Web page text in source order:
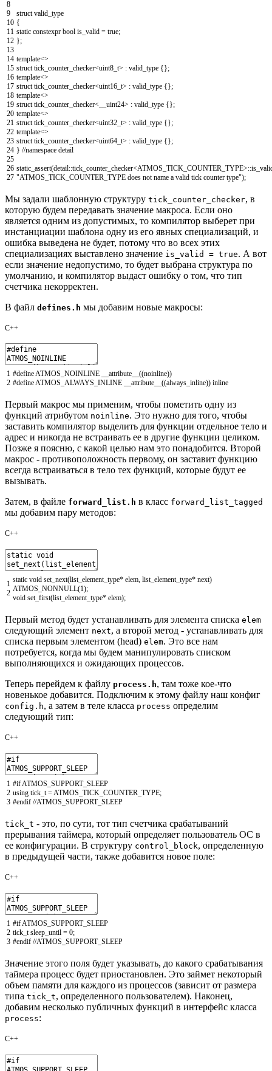
8
9
10
11
12
13
14
15
16
17
18
19
20
21
22
23
24
25
26
27
struct valid_type
{
static constexpr bool is_valid = true;
};
template<>
struct tick_counter_checker<uint8_t> : valid_type {};
template<>
struct tick_counter_checker<uint16_t> : valid_type {};
template<>
struct tick_counter_checker< __uint24> : valid_type {};
template<>
struct tick_counter_checker<uint32_t> : valid_type {};
template<>
struct tick_counter_checker<uint64_t> : valid_type {};
} //namespace detail
static_assert(detail::tick_counter_checker<ATMOS_TICK_COUNTER_TYPE>::
"ATMOS_TICK_COUNTER_TYPE does not name a valid tick counter type");
Мы задали шаблонную структуру tick_counter_checker, в
которую будем передавать значение макроса. Если оно
является одним из допустимых, то компилятор выберет при
инстанциации шаблона одну из его явных специализаций, и
ошибка выведена не будет, потому что во всех этих
специализациях выставлено значение is_valid = true. А вот
если значение недопустимо, то будет выбрана структура по
умолчанию, и компилятор выдаст ошибку о том, что тип
счетчика некорректен.
В файл defines.h мы добавим новые макросы:
C++
1
2
#define ATMOS_NOINLINE __attribute__((noinline))
#define ATMOS_ALWAYS_INLINE __attribute__((always_inline)) inline
Первый макрос мы применим, чтобы пометить одну из
функций атрибутом noinline. Это нужно для того, чтобы
заставить компилятор выделить для функции отдельное тело и
адрес и никогда не встраивать ее в другие функции целиком.
Позже я поясню, с какой целью нам это понадобится. Второй
макрос - противоположность первому, он заставит функцию
всегда встраиваться в тело тех функций, которые будут ее
вызывать.
Затем, в файле forward_list.h в класс forward_list_tagged
мы добавим пару методов:
C++
1
2
static void set_next(list_element_type* elem, list_element_type* next)
ATMOS_NONNULL(1);
void set_first(list_element_type* elem);
Первый метод будет устанавливать для элемента списка elem
следующий элемент next, а второй метод - устанавливать для
списка первым элементом (head) elem. Это все нам
потребуется, когда мы будем манипулировать списком
выполняющихся и ожидающих процессов.
Теперь перейдем к файлу process.h, там тоже кое-что
новенькое добавится. Подключим к этому файлу наш конфиг
config.h, а затем в теле класса process определим
следующий тип:
C++
1
2
3
#if ATMOS_SUPPORT_SLEEP
using tick_t =ATMOS_TICK_COUNTER_TYPE;
#endif //ATMOS_SUPPORT_SLEEP
tick_t - это, по сути, тот тип счетчика срабатываний
прерывания таймера, который определяет пользователь ОС в
ее конфигурации. В структуру control_block, определенную
в предыдущей части, также добавится новое поле:
C++
1
2
3
#if ATMOS_SUPPORT_SLEEP
tick_t sleep_until = 0;
#endif //ATMOS_SUPPORT_SLEEP
Значение этого поля будет указывать, до какого срабатывания
таймера процесс будет приостановлен. Это займет некоторый
объем памяти для каждого из процессов (зависит от размера
типа tick_t, определенного пользователем). Наконец,
добавим несколько публичных функций в интерфейс класса
process:
C++